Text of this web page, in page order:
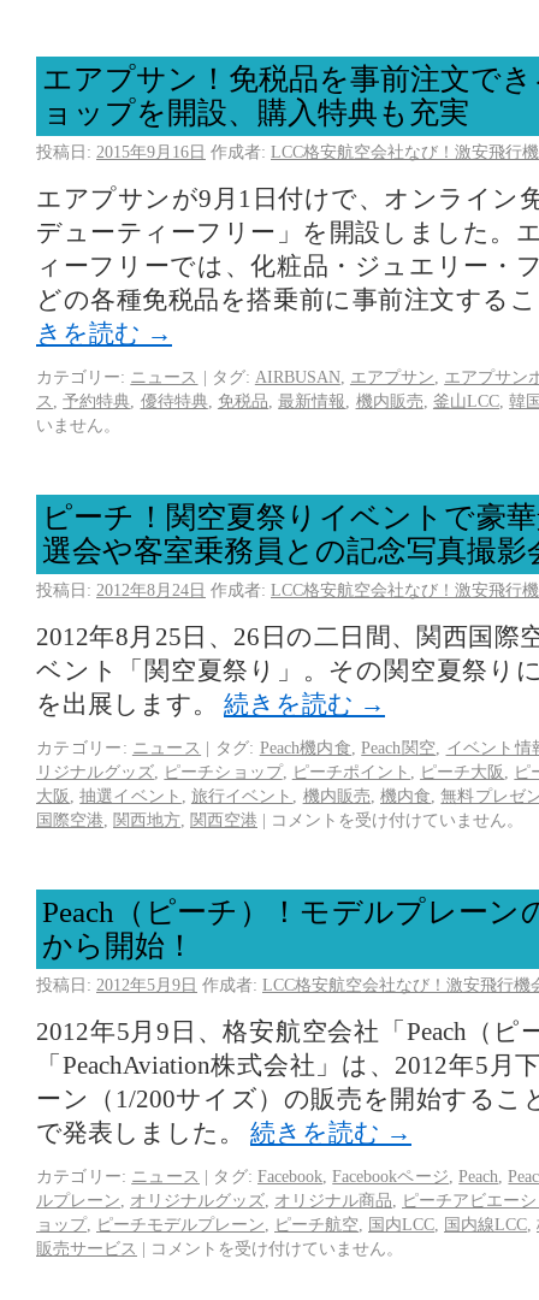
エアプサン！免税品を事前注文で
ョップを開設、購入特典も充実
投稿日: 2015年9月16日 作成者: LCC格安航空会社なび！激安飛行
エアプサンが9月1日付けで、オンライン
デューティーフリー」を開設しました。
ィーフリーでは、化粧品・ジュエリー・
どの各種免税品を搭乗前に事前注文する
きを読む →
カテゴリー: ニュース | タグ: AIRBUSAN, エアプサン
エアプサン
ス
,予約特典 優待特典, 免税品 ,最新情報 機内販売 釜山LCC ,韓
いません。
ピーチ！関空夏祭りイベントで豪
選会や客室乗務員との記念写真撮影
投稿日: 2012年8月24日 作成者: LCC格安航空会社なび！激安飛行
2012年8月25日、26日の二日間、関西国際
ベント「関空夏祭り」。その関空夏祭り
を出展します。 続きを読む →
カテゴリー: ニュース | タグ: Peach機内食 ,Peach関空
イベント情
リジナルグッズ
ピーチショップ, ピーチポイント ピーチ大阪
ピ
大阪
,抽選イベント 旅行イベント 機内販売 ,機内食 ,無料プレゼ
国際空港
関西地方 関西空港 | コメントを受け付けていません。
Peach（ピーチ）！モデルプレーン
から開始！
投稿日: 2012年5月9日 作成者: LCC格安航空会社なび！激安飛行機
2012年5月9日、格安航空会社「Peach（ピ
「PeachAviation株式会社」は、2012年5
ーン（1/200サイズ）の販売を開始するこ
で発表しました。 続きを読む →
カテゴリー: ニュース | タグ: Facebook ,Facebookページ ,Peach ,
ルプレーン
オリジナルグッズ オリジナル商品
ピーチアビエー
ョップ, ピーチモデルプレーン ピーチ航空 国内LCC 国内線LCC
販売サービス | コメントを受け付けていません。